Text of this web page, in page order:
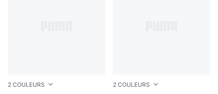
2 COULEURS 2 COULEURS